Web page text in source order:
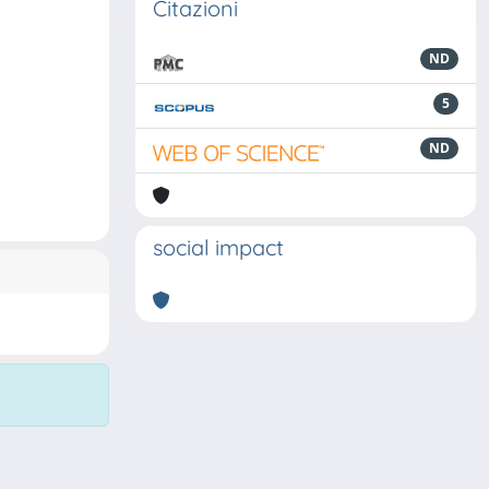
Citazioni
ND
5
ND
social impact